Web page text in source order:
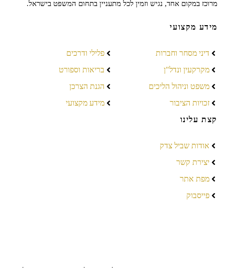
מרוכז במקום אחד, נגיש וזמין לכל מתעניין בתחום המשפט בישראל.
מידע מקצועי
דיני מסחר וחברות
מקרקעין ונדל"ן
משפט וניהול הליכים
זכויות הציבור
פלילי ודרכים
בריאות וספורט
הגנת הצרכן
מידע מקצועי
קצת עלינו
אודות שביל צדק
יצירת קשר
מפת אתר
פייסבוק